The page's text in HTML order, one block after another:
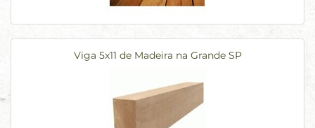
Viga 5x11 de Madeira na Grande SP